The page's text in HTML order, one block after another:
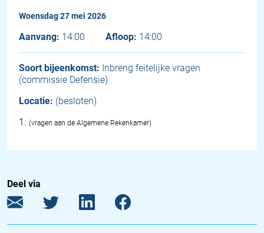
woensdag 27 mei 2026
Aanvang: 14:00 Afloop: 14:00
Soort bijeenkomst: Inbreng feitelijke vragen
(commissie Defensie)
Locatie: (besloten)
1 . (vragen aan de Algemene Rekenkamer)
Deel via